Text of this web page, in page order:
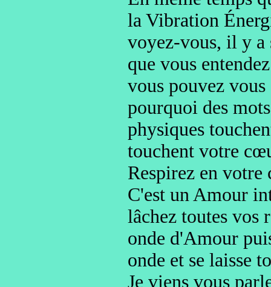
la Vibration
voyez-vous, il y a
que vous
vous pouvez
pourquoi des
physiques
touchent votre
Respirez en
C'est un Amour
lâchez toutes vos
onde d'Amour
onde et se laisse
Je viens vous